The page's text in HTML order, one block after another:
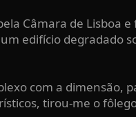
Câmara de
edifício degradado
com a
tirou-me o